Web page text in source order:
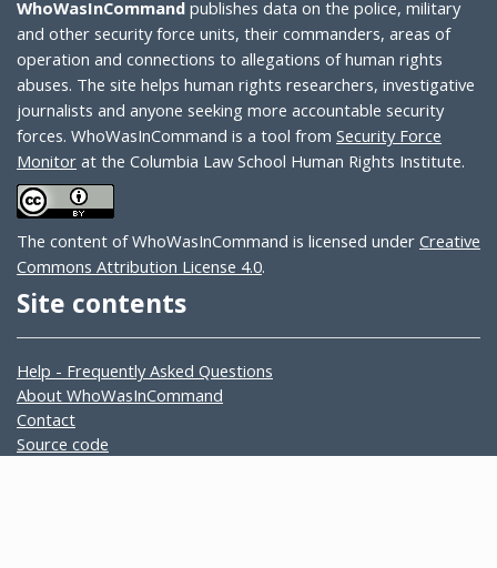
WhoWasInCommand publishes data on the police, military
and other security force units, their commanders, areas of
operation and connections to allegations of human rights
abuses. The site helps human rights researchers, investigative
journalists and anyone seeking more accountable security
forces. WhoWasInCommand is a tool from Security Force
Monitor at the Columbia Law School Human Rights Institute.
The content of WhoWasInCommand is licensed under Creative
Commons Attribution License 4.0.
Site contents
Help - Frequently Asked Questions
About WhoWasInCommand
Contact
Source code